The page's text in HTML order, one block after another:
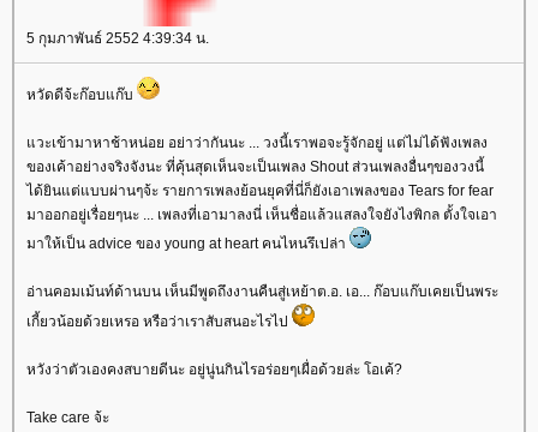
5 กุมภาพันธ์ 2552 4:39:34 น.
หวัดดีจ้ะก๊อบแก๊บ
วะเข้ามาหาช้าหน่อย อย่าว่ากันนะ ... วงนี้เราพอจะรู้จักอยู่ แต่ไม่ได้ฟังเพลง
ของเค้าอย่างจริงจังนะ ที่คุ้นสุดเห็นจะเป็นเพลง Shout ส่วนเพลงอื่นๆของวงนี้
ได้ยินแต่แบบผ่านๆจ้ะ รายการเพลงย้อนยุคที่นี่ก็ยังเอาเพลงของ Tears for fear
มาออกอยู่เรื่อยๆนะ ... เพลงที่เอามาลงนี่ เห็นชื่อแล้วแสลงใจยังไงพิกล ตั้งใจเอา
มาให้เป็น advice ของ young at heart คนไหนรึเปล่า
อ่านคอมเม้นท์ด้านบน เห็นมีพูดถึงงานคืนสู่เหย้าต.อ. เอ... ก๊อบแก๊บเคยเป็นพระ
เกี้ยวน้อยด้วยเหรอ หรือว่าเราสับสนอะไรไป
หวังว่าตัวเองคงสบายดีนะ อยู่นู่นกินไรอร่อยๆเผื่อด้วยล่ะ โอเค้?
Take care จ้ะ